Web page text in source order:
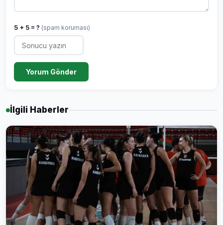
5 + 5 = ? (spam koruması)
Yorum Gönder
İlgili Haberler